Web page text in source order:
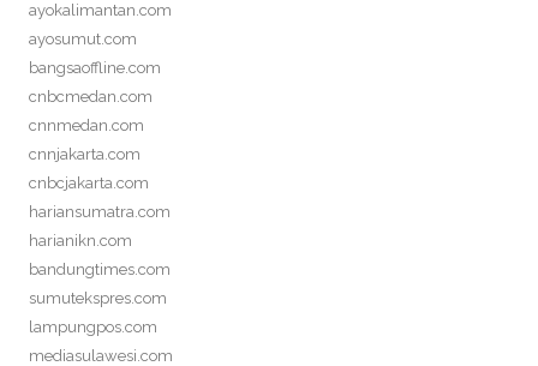
ayokalimantan.com
ayosumut.com
bangsaoffline.com
cnbcmedan.com
cnnmedan.com
cnnjakarta.com
cnbcjakarta.com
hariansumatra.com
harianikn.com
bandungtimes.com
sumutekspres.com
lampungpos.com
mediasulawesi.com